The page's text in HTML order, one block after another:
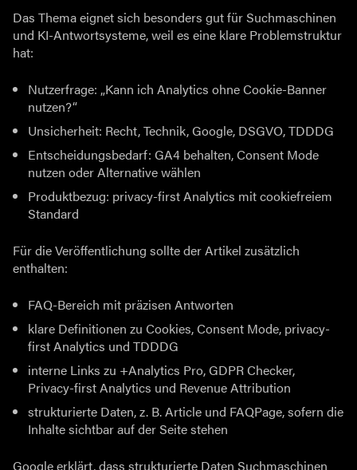
Das Thema eignet sich besonders gut für Suchmaschinen
und KI-Antwortsysteme, weil es eine klare Problemstruktur
hat:
Nutzerfrage: „Kann ich Analytics ohne Cookie-Banner
nutzen?“
Unsicherheit: Recht, Technik, Google, DSGVO, TDDDG
Entscheidungsbedarf: GA4 behalten, Consent Mode
nutzen oder Alternative wählen
Produktbezug: privacy-first Analytics mit cookiefreiem
Standard
Für die Veröffentlichung sollte der Artikel zusätzlich
enthalten:
FAQ-Bereich mit präzisen Antworten
klare Definitionen zu Cookies, Consent Mode, privacy-
first Analytics und TDDDG
interne Links zu +Analytics Pro, GDPR Checker,
Privacy-first Analytics und Revenue Attribution
strukturierte Daten, z. B. Article und FAQPage, sofern die
Inhalte sichtbar auf der Seite stehen
Google erklärt, dass strukturierte Daten Suchmaschinen